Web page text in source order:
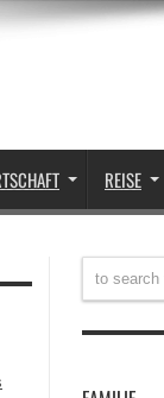
REISE